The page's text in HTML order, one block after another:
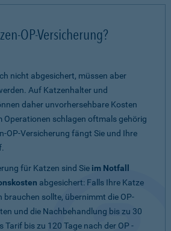
OP-Versicherung?
nicht abgesichert, müssen aber
Auf Katzenhalter und
daher unvorhersehbare Kosten
Operationen schlagen oftmals gehörig
OP-Versicherung fängt Sie und Ihre
für Katzen sind Sie im Notfall
abgesichert: Falls Ihre Katze
brauchen sollte, übernimmt die OP-
und die Nachbehandlung bis zu 30
Tarif bis zu 120 Tage nach der OP -